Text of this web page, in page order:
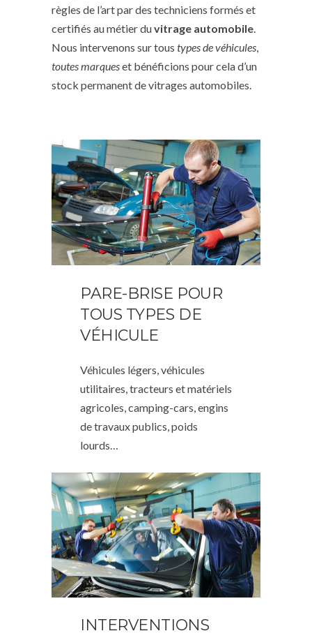
règles de l’art par des techniciens formés et
certifiés au métier duvitrage automobile
Nous intervenons sur tous types de véhicules
toutes marqueset bénéficions pour cela d’un
stock permanent de vitrages automobiles.
PARE-BRISE POUR
TOUS TYPES DE
VÉHICULE
Véhicules légers, véhicules
utilitaires, tracteurs et matériels
agricoles, camping-cars, engins
de travaux publics, poids
lourds…
INTERVENTIONS